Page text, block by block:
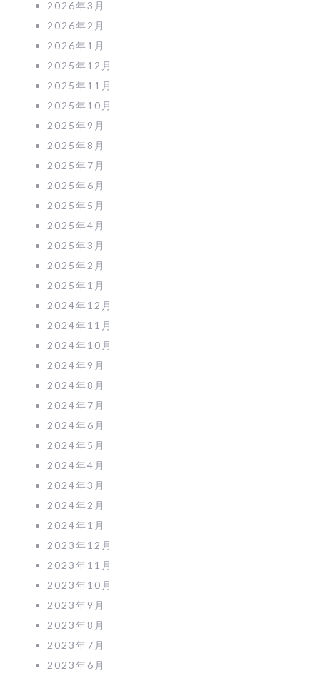
2026年3月
2026年2月
2026年1月
2025年12月
2025年11月
2025年10月
2025年9月
2025年8月
2025年7月
2025年6月
2025年5月
2025年4月
2025年3月
2025年2月
2025年1月
2024年12月
2024年11月
2024年10月
2024年9月
2024年8月
2024年7月
2024年6月
2024年5月
2024年4月
2024年3月
2024年2月
2024年1月
2023年12月
2023年11月
2023年10月
2023年9月
2023年8月
2023年7月
2023年6月